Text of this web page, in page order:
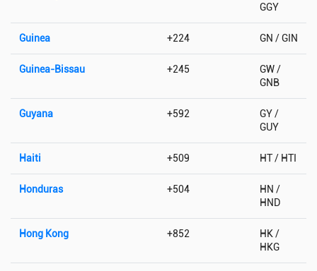
GGY
Guinea +224 GN / GIN
Guinea-Bissau +245
GW /
GNB
Guyana +592
GY /
GUY
Haiti +509 HT / HTI
Honduras +504
HN /
HND
Hong Kong +852
HK /
HKG